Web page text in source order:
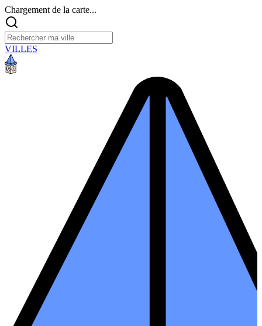
Chargement de la carte...
VILLES